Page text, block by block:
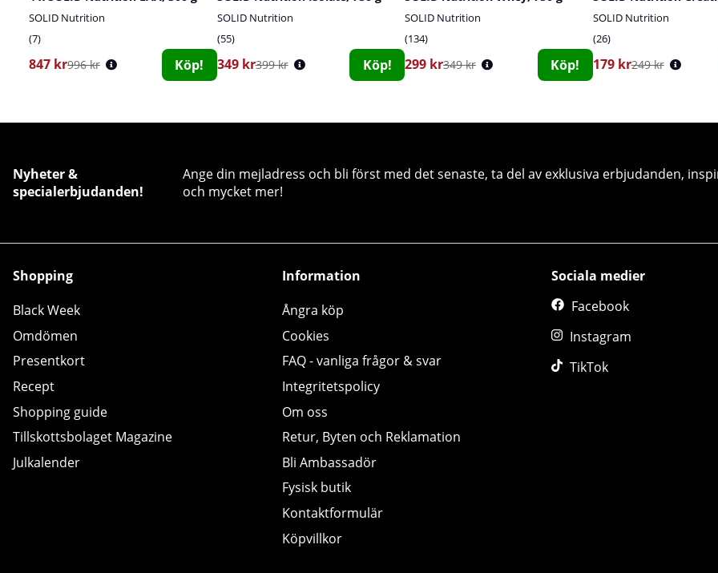
SOLID Nutrition
7
847 kr996 kr Köp!
SOLID Nutrition
55
349 kr399 kr Köp!
SOLID Nutrition
134
299 kr349 kr Köp!
SOLID Nutrition
26
179 kr249 kr
Nyheter &
specialerbjudanden!
Ange din mejladress och bli först med det senaste, ta del av exklusiva erbjudanden,
och mycket mer!
Shopping
Black Week
Omdömen
Presentkort
Recept
Shopping guide
Tillskottsbolaget Magazine
Julkalender
Information
Ångra köp
Cookies
FAQ - vanliga frågor & svar
Integritetspolicy
Om oss
Retur, Byten och Reklamation
Bli Ambassadör
Fysisk butik
Kontaktformulär
Köpvillkor
Sociala medier
Facebook
Instagram
TikTok